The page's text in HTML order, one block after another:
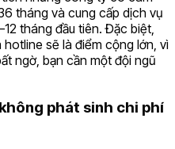
tháng và cung cấp dịch vụ
tháng đầu tiên. Đặc biệt,
sẽ là điểm cộng lớn, vì
ngờ, bạn cần một đội ngũ
phát sinh chi phí